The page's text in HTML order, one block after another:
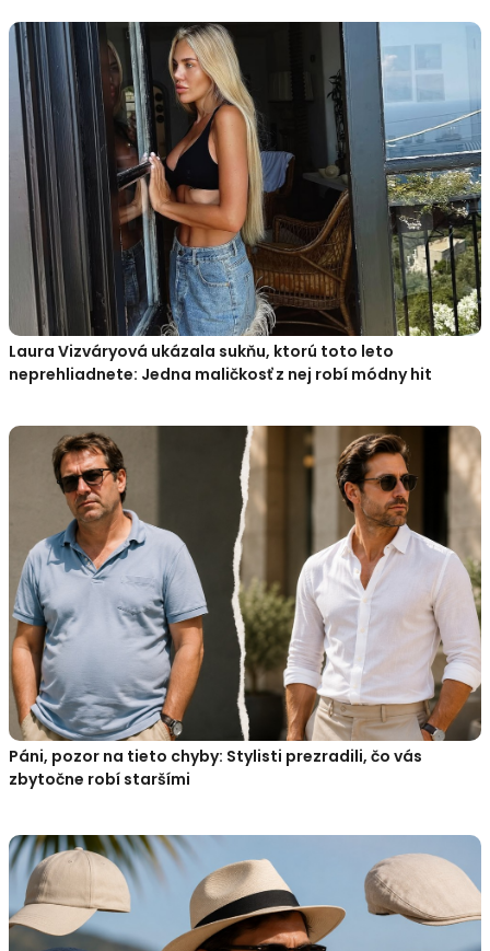
Laura Vizváryová ukázala sukňu, ktorú toto leto
neprehliadnete: Jedna maličkosť z nej robí módny hit
Páni, pozor na tieto chyby: Stylisti prezradili, čo vás
zbytočne robí staršími